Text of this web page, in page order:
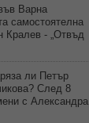
Варна
самостоятелна
Кралев - „Отвъд
ли Петър
След 8
с Александра